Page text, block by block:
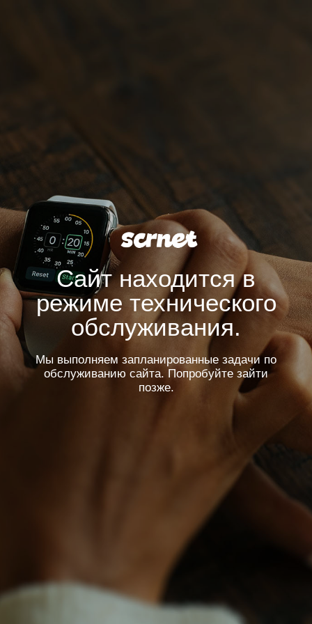
Сайт находится в
режиме технического
обслуживания.
Мы выполняем запланированные задачи по
обслуживанию сайта. Попробуйте зайти
позже.